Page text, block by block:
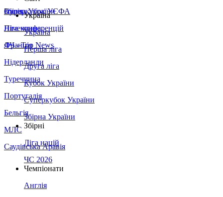
Збірна України
Італія
Німеччина
Франція
Нідерланди
Туреччина
Португалія
Бельгія
МЛС
Саудівська Аравія
Суперкубок УЄФА
Ліга конференцій
ЛЧ - Top News
Україна
Україна
Перша ліга
Друга ліга
Кубок України
Суперкубок України
Збірна України
Збірні
Ліга націй
ЧС 2026
Чемпіонати
Англія